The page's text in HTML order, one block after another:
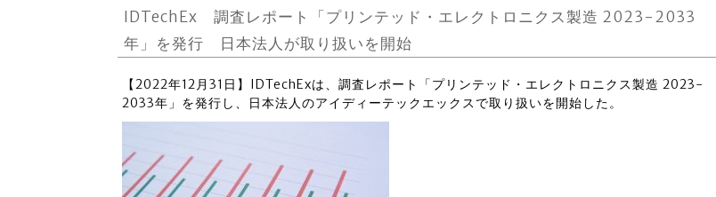
IDTechEx 調査レポート「プリンテッド・エレクトロニクス製造 2023-2033
年」を発行 日本法人が取り扱いを開始
【2022年12月31日】IDTechExは、調査レポート「プリンテッド・エレクトロニクス製造 2023-
2033年」を発行し、日本法人のアイディーテックエックスで取り扱いを開始した。